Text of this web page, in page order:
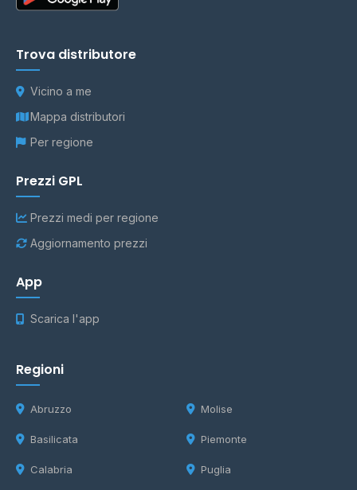
Trova distributore
Vicino a me
Mappa distributori
Per regione
Prezzi GPL
Prezzi medi per regione
Aggiornamento prezzi
App
Scarica l'app
Regioni
Abruzzo
Basilicata
Calabria
Molise
Piemonte
Puglia